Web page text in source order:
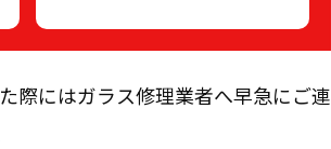
際にはガラス修理業者へ早急にご連